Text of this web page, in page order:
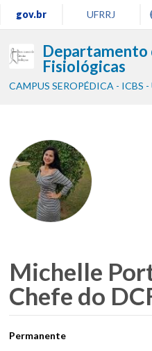
gov.br UFRRJ
Departamento
Fisiológicas
CAMPUS SEROPÉDICA - ICBS -
Michelle
Chefe do
Permanente